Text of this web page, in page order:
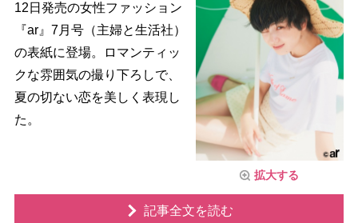
拡大する
12日発売の女性ファッション
『ar』7月号（主婦と生活社）
の表紙に登場。ロマンティッ
クな雰囲気の撮り下ろしで、
夏の切ない恋を美しく表現し
た。
記事全文を読む